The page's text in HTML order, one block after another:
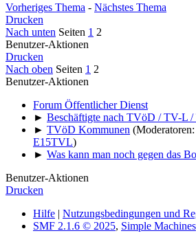
Vorheriges Thema - Nächstes Thema
Drucken
Nach unten Seiten 1 2
Benutzer-Aktionen
Drucken
Nach oben Seiten 1 2
Benutzer-Aktionen
Forum Öffentlicher Dienst
► Beschäftigte nach TVöD / TV-L
► TVöD Kommunen (Moderatoren:
E15TVL)
► Was kann man noch gegen das
Benutzer-Aktionen
Drucken
Hilfe | Nutzungsbedingungen und
SMF 2.1.6 © 2025, Simple Machines